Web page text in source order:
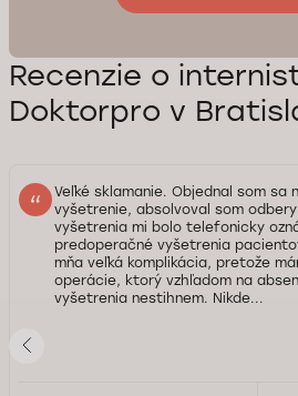
Recenzie o
Doktorpro v
Veľké sklamanie. Objednal som sa
vyšetrenie, absolvoval som
vyšetrenia mi bolo telefonicky
predoperačné vyšetrenia
mňa veľká komplikácia, pretože
operácie, ktorý vzhľadom na
vyšetrenia nestihnem. Nikde...